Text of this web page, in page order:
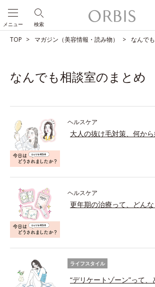
検索
メニュー
TOP マガジン（美容情報・読み物） なんで
なんでも相談室のまとめ
ヘルスケア
大人の抜け毛対策、何か
ヘルスケア
更年期の治療って、どん
ライフスタイル
“デリケートゾーン”って